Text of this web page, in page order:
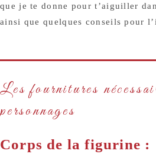
que je te donne pour t’aiguiller
ainsi que quelques conseils pour
Les fournitures
personnages
Corps de la figurine :